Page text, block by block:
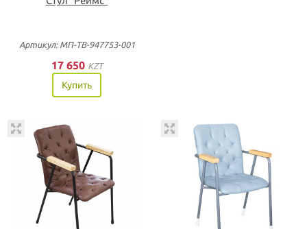
Артикул: МП-ТВ-947753-001
17 650 KZT
Купить